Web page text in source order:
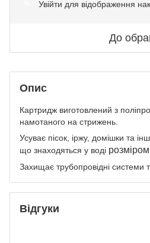
Увійти для відображення
До
Опис
Картридж виготовлений з
намотаного на стрижень.
Усуває пісок, іржу, домішки та
що знаходяться у воді
Захищає трубопровідні системи
Відгуки